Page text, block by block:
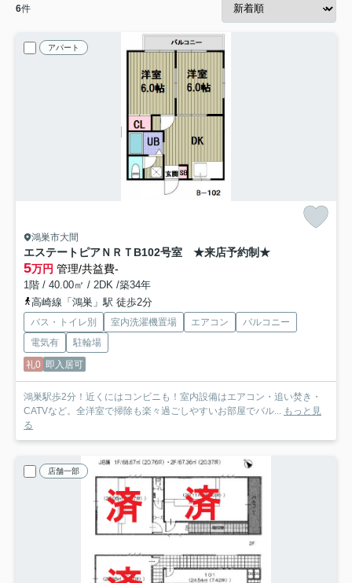
6件
アパート
鴻巣市大間
エステートピアＮＲＴ B102号室 ★来店予約制★
5万円 管理/共益費-
1階 / 40.00㎡ / 2DK /築34年
高崎線「鴻巣」駅 徒歩2分
バス・トイレ別 室内洗濯機置場 エアコン
バルコニー
電気有
駐輪場
礼0 即入居可
鴻巣駅歩2分！近くにはコンビニも！室内設備はエアコン・追い焚き・
CATVなど。全洋室で掃除も楽々過ごしやすいお部屋でバル... もっと見
る
店舗一部